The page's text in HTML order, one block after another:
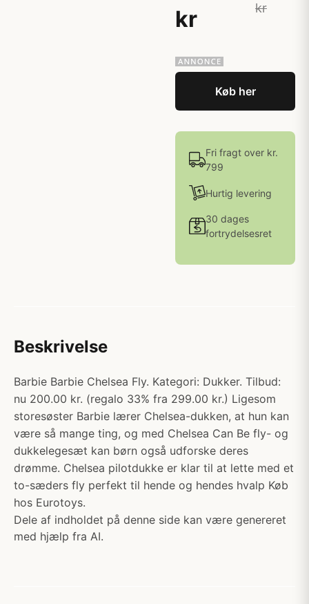
kr
kr
Køb her
Fri fragt over kr.
799
Hurtig levering
30 dages
fortrydelsesret
Beskrivelse
Barbie Barbie Chelsea Fly. Kategori: Dukker. Tilbud:
nu 200.00 kr. (regalo 33% fra 299.00 kr.) Ligesom
storesøster Barbie lærer Chelsea-dukken, at hun kan
være så mange ting, og med Chelsea Can Be fly- og
dukkelegesæt kan børn også udforske deres
drømme. Chelsea pilotdukke er klar til at lette med et
to-sæders fly perfekt til hende og hendes hvalp Køb
hos Eurotoys.
Dele af indholdet på denne side kan være genereret
med hjælp fra AI.